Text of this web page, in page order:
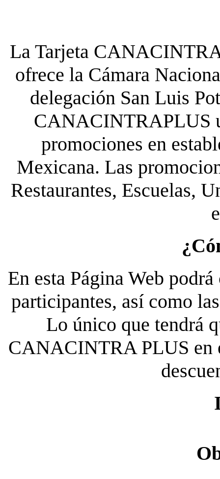
La Tarjeta
ofrece la Cámara
delegación San Luis
CANACINTRAPLUS
promociones en
Mexicana. Las
Restaurantes, Escuelas,
En esta Página Web
participantes, así como
Lo único que tendrá
CANACINTRA PLUS en